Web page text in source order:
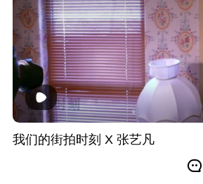
我们的街拍时刻 X 张艺凡